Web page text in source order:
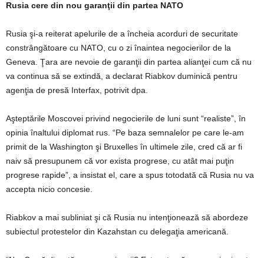
Rusia cere din nou garanţii din partea NATO
Rusia şi-a reiterat apelurile de a încheia acorduri de securitate
constrângătoare cu NATO, cu o zi înaintea negocierilor de la
Geneva. Ţara are nevoie de garanţii din partea alianţei cum că nu
va continua să se extindă, a declarat Riabkov duminică pentru
agenţia de presă Interfax, potrivit dpa.
Aşteptările Moscovei privind negocierile de luni sunt “realiste”, în
opinia înaltului diplomat rus. “Pe baza semnalelor pe care le-am
primit de la Washington şi Bruxelles în ultimele zile, cred că ar fi
naiv să presupunem că vor exista progrese, cu atât mai puţin
progrese rapide”, a insistat el, care a spus totodată că Rusia nu va
accepta nicio concesie.
Riabkov a mai subliniat şi că Rusia nu intenţionează să abordeze
subiectul protestelor din Kazahstan cu delegaţia americană.